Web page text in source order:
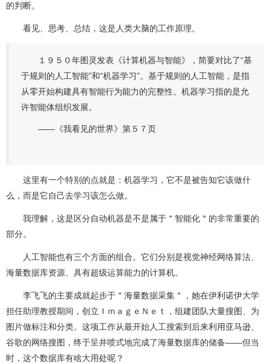
的判断。
看见、思考、总结，这是人类大脑的工作原理。
１９５０年图灵发表《计算机器与智能》，简要对比了“基
于规则的人工智能”和“机器学习”。基于规则的人工智能，是指
从零开始构建具有智能行为能力的完整性。机器学习指的是允
许智能体组织发展。
——《我看见的世界》第５７页
这里有一个特别的点就是：机器学习，它不是被告知它该做什
么，而是它自己去学习该怎么做。
我理解，这是区分自动机器是不是属于＂智能化＂的非常重要的
部分。
人工智能也有三个方面的组合。它们分别是视觉神经网络算法、
海量数据库资源、具有超级运算能力的计算机。
李飞飞的主要成就起步于＂海量数据采集＂，她在伊利诺伊大学
担任助理教授期间，创立ＩｍａｇｅＮｅｔ，组建团队大量搜图、为
图片做标注和分类。这项工作从最开始人工搜索到后来利用亚马逊、
谷歌的网络搜图，终于呈井喷式地完成了海量数据库的储备——但当
时，这个数据库有啥大用处呢？